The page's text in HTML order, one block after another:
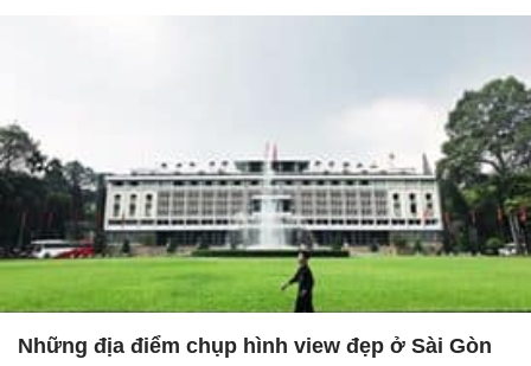
Những địa điểm chụp hình view đẹp ở Sài Gòn